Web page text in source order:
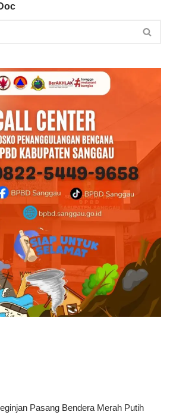
Pasang Bendera Merah Putih